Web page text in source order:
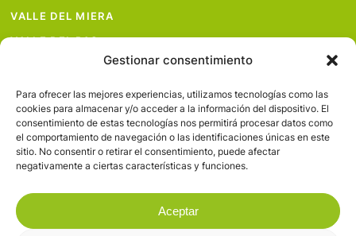
Gestionar consentimiento
Para ofrecer las mejores experiencias, utilizamos tecnologías como las
cookies para almacenar y/o acceder a la información del dispositivo. El
consentimiento de estas tecnologías nos permitirá procesar datos como
el comportamiento de navegación o las identificaciones únicas en este
sitio. No consentir o retirar el consentimiento, puede afectar
negativamente a ciertas características y funciones.
Aceptar
VALLE DEL MIERA
VALLE DEL PAS
VALLE DEL PISUEÑA
PROYECTOS
SERVICIOS
AVISO LEGAL